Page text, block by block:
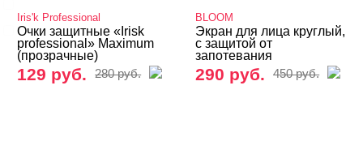
MYSTIQUE
Показать все
Iris'k Professional
Очки защитные «Irisk
professional» Maximum
(прозрачные)
129 руб. 280 руб.
BLOOM
Экран для лица круглый,
с защитой от
запотевания
290 руб. 450 руб.